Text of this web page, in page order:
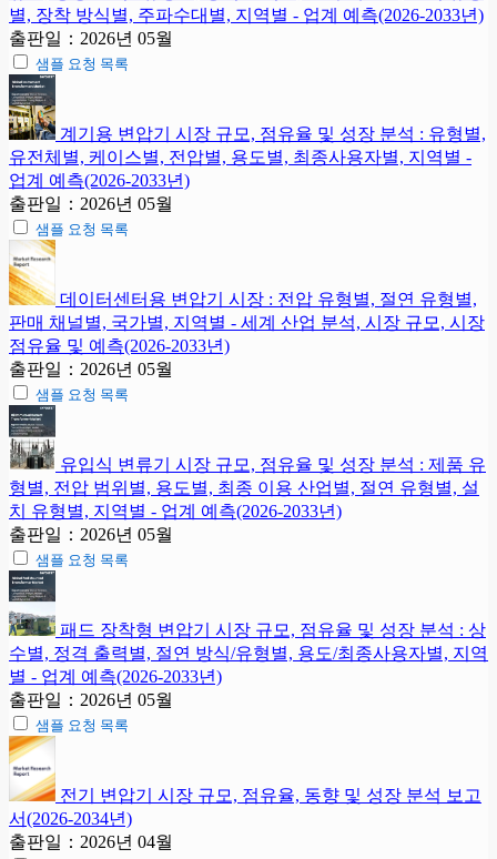
별, 장착 방식별, 주파수대별, 지역별 - 업계 예측(2026-2033년)
출판일：2026년 05월
샘플 요청 목록
계기용 변압기 시장 규모, 점유율 및 성장 분석 : 유형별,
유전체별, 케이스별, 전압별, 용도별, 최종사용자별, 지역별 -
업계 예측(2026-2033년)
출판일：2026년 05월
샘플 요청 목록
데이터센터용 변압기 시장 : 전압 유형별, 절연 유형별,
판매 채널별, 국가별, 지역별 - 세계 산업 분석, 시장 규모, 시장
점유율 및 예측(2026-2033년)
출판일：2026년 05월
샘플 요청 목록
유입식 변류기 시장 규모, 점유율 및 성장 분석 : 제품 유
형별, 전압 범위별, 용도별, 최종 이용 산업별, 절연 유형별, 설
치 유형별, 지역별 - 업계 예측(2026-2033년)
출판일：2026년 05월
샘플 요청 목록
패드 장착형 변압기 시장 규모, 점유율 및 성장 분석 : 상
수별, 정격 출력별, 절연 방식/유형별, 용도/최종사용자별, 지역
별 - 업계 예측(2026-2033년)
출판일：2026년 05월
샘플 요청 목록
전기 변압기 시장 규모, 점유율, 동향 및 성장 분석 보고
서(2026-2034년)
출판일：2026년 04월